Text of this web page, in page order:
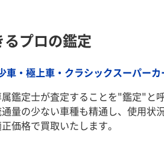
プロの鑑定
車・極上車・クラシックスーパー
鑑定士が査定することを"鑑定"と
量の少ない車種も精通し、使用状
価格で買取いたします。